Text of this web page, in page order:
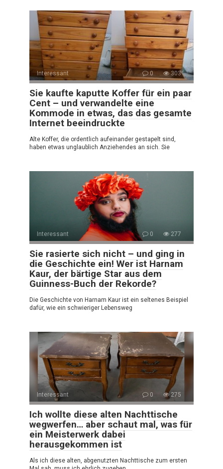
Interessant 0 303
Sie kaufte kaputte Koffer für ein paar
Cent – und verwandelte eine
Kommode in etwas, das das gesamte
Internet beeindruckte
Alte Koffer, die ordentlich aufeinander gestapelt sind,
haben etwas unglaublich Anziehendes an sich. Sie
Interessant 0 277
Sie rasierte sich nicht – und ging in
die Geschichte ein! Wer ist Harnam
Kaur, der bärtige Star aus dem
Guinness-Buch der Rekorde?
Die Geschichte von Harnam Kaur ist ein seltenes Beispiel
dafür, wie ein schwieriger Lebensweg
Interessant 0 275
Ich wollte diese alten Nachttische
wegwerfen… aber schaut mal, was für
ein Meisterwerk dabei
herausgekommen ist
Als ich diese alten, abgenutzten Nachttische zum ersten